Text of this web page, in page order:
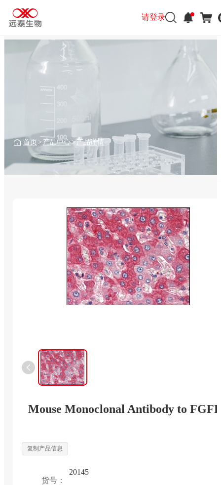
请登录
首页 > 产品中心> 产品详情
Mouse Monoclonal Antibody to
复制产品信息
货号：
20145